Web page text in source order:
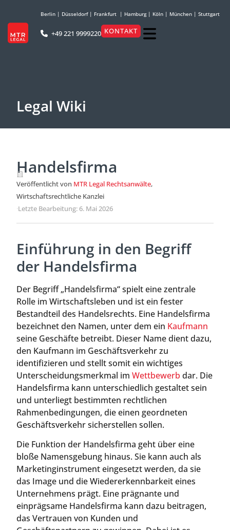
Berlin | Düsseldorf| Frankfurt | Hamburg| Köln | München | Stuttgart
+49 221 9999220 KONTAKT
Legal Wiki
Handelsfirma
Veröffentlicht von MTR Legal Rechtsanwälte,
Wirtschaftsrechtliche Kanzlei
·Letzte Bearbeitung: 6. Mai 2026
Einführung in den Begriff
der Handelsfirma
Der Begriff „Handelsfirma“ spielt eine zentrale
Rolle im Wirtschaftsleben und ist ein fester
Bestandteil des Handelsrechts. Eine Handelsfirma
bezeichnet den Namen, unter dem ein Kaufmann
seine Geschäfte betreibt. Dieser Name dient dazu,
den Kaufmann im Geschäftsverkehr zu
identifizieren und stellt somit ein wichtiges
Unterscheidungsmerkmal im Wettbewerb dar. Die
Handelsfirma kann unterschiedlich gestaltet sein
und unterliegt bestimmten rechtlichen
Rahmenbedingungen, die einen geordneten
Geschäftsverkehr sicherstellen sollen.
Die Funktion der Handelsfirma geht über eine
bloße Namensgebung hinaus. Sie kann auch als
Marketinginstrument eingesetzt werden, da sie
das Image und die Wiedererkennbarkeit eines
Unternehmens prägt. Eine prägnante und
einprägsame Handelsfirma kann dazu beitragen,
das Vertrauen von Kunden und